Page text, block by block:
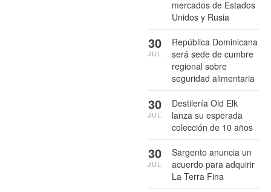
mercados de Estados
Unidos y Rusia
República Dominicana
será sede de cumbre
regional sobre
seguridad alimentaria
30
JUL
Destilería Old Elk
lanza su esperada
colección de 10 años
30
JUL
Sargento anuncia un
acuerdo para adquirir
La Terra Fina
30
JUL